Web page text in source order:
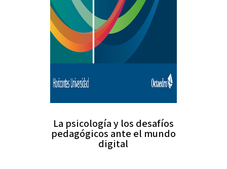
La psicología y los desafíos
pedagógicos ante el mundo
digital